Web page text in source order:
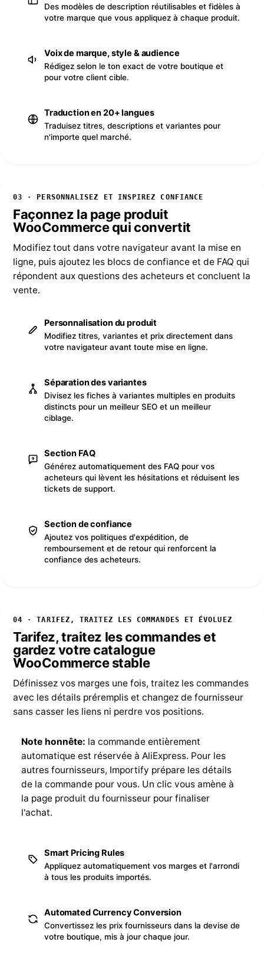
Des modèles de description réutilisables et fidèles à
votre marque que vous appliquez à chaque produit.
Voix de marque, style & audience
Rédigez selon le ton exact de votre boutique et
pour votre client cible.
Traduction en 20+ langues
Traduisez titres, descriptions et variantes pour
n'importe quel marché.
03 · PERSONNALISEZ ET INSPIREZ CONFIANCE
Façonnez la page produit
WooCommerce qui convertit
Modifiez tout dans votre navigateur avant la mise en
ligne, puis ajoutez les blocs de confiance et de FAQ qui
répondent aux questions des acheteurs et concluent la
vente.
Personnalisation du produit
Modifiez titres, variantes et prix directement dans
votre navigateur avant toute mise en ligne.
Séparation des variantes
Divisez les fiches à variantes multiples en produits
distincts pour un meilleur SEO et un meilleur
ciblage.
Section FAQ
Générez automatiquement des FAQ pour vos
acheteurs qui lèvent les hésitations et réduisent les
tickets de support.
Section de confiance
Ajoutez vos politiques d'expédition, de
remboursement et de retour qui renforcent la
confiance des acheteurs.
04 · TARIFEZ, TRAITEZ LES COMMANDES ET ÉVOLUEZ
Tarifez, traitez les commandes et
gardez votre catalogue
WooCommerce stable
Définissez vos marges une fois, traitez les commandes
avec les détails préremplis et changez de fournisseur
sans casser les liens ni perdre vos positions.
Note honnête: la commande entièrement
automatique est réservée à AliExpress. Pour les
autres fournisseurs, Importify prépare les détails
de la commande pour vous. Un clic vous amène à
la page produit du fournisseur pour finaliser
l'achat.
Smart Pricing Rules
Appliquez automatiquement vos marges et l'arrondi
à tous les produits importés.
Automated Currency Conversion
Convertissez les prix fournisseurs dans la devise de
votre boutique, mis à jour chaque jour.